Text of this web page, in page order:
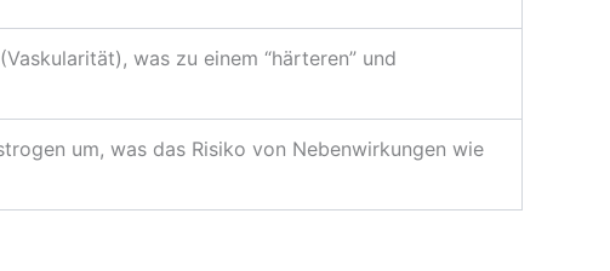
was zu einem “härteren” und
um, was das Risiko von Nebenwirkungen wie